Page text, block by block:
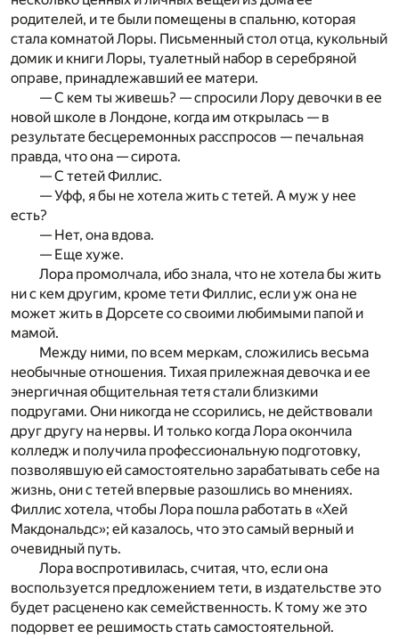
родителей, и те были помещены в спальню, которая
стала комнатой Лоры. Письменный стол отца, кукольный
домик и книги Лоры, туалетный набор в серебряной
оправе, принадлежавший ее матери.
— С кем ты живешь? — спросили Лору девочки в ее
новой школе в Лондоне, когда им открылась — в
результате бесцеремонных расспросов — печальная
правда, что она — сирота.
— С тетей Филлис.
— Уфф, я бы не хотела жить с тетей. А муж у нее
есть?
— Нет, она вдова.
— Еще хуже.
Лора промолчала, ибо знала, что не хотела бы жить
ни с кем другим, кроме тети Филлис, если уж она не
может жить в Дорсете со своими любимыми папой и
мамой.
Между ними, по всем меркам, сложились весьма
необычные отношения. Тихая прилежная девочка и ее
энергичная общительная тетя стали близкими
подругами. Они никогда не ссорились, не действовали
друг другу на нервы. И только когда Лора окончила
колледж и получила профессиональную подготовку,
позволявшую ей самостоятельно зарабатывать себе на
жизнь, они с тетей впервые разошлись во мнениях.
Филлис хотела, чтобы Лора пошла работать в «Хей
Макдональдс»; ей казалось, что это самый верный и
очевидный путь.
Лора воспротивилась, считая, что, если она
воспользуется предложением тети, в издательстве это
будет расценено как семейственность. К тому же это
подорвет ее решимость стать самостоятельной.